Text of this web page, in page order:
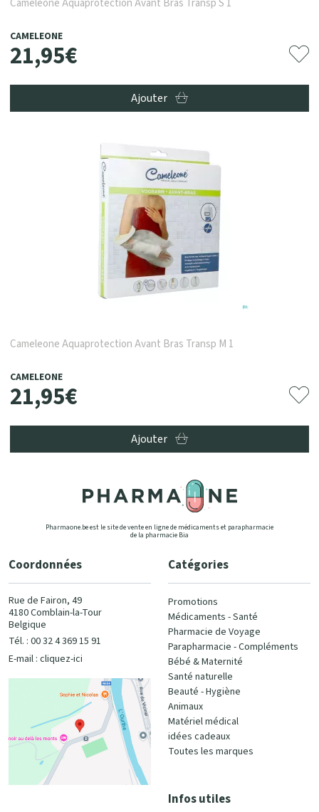
Cameleone Aquaprotection Avant Bras Transp S 1
CAMELEONE
21,95€
Ajouter
Cameleone Aquaprotection Avant Bras Transp M 1
CAMELEONE
21,95€
Ajouter
Pharmaone.be est le site de vente en ligne de médicaments et parapharmacie
de la pharmacie Bia
Coordonnées
Rue de Fairon, 49
4180 Comblain-la-Tour
Belgique
Tél. : 00 32 4 369 15 91
E-mail : cliquez-ici
Catégories
Promotions
Médicaments - Santé
Pharmacie de Voyage
Parapharmacie - Compléments
Bébé & Maternité
Santé naturelle
Beauté - Hygiène
Animaux
Matériel médical
idées cadeaux
Toutes les marques
Infos utiles